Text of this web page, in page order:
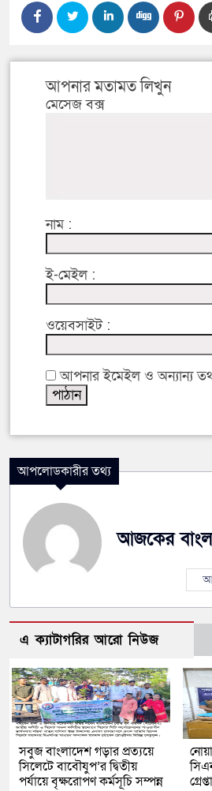
আপনার মতামত লিখুন
মেসেজ বক্স
নাম :
ই-মেইল :
ওয়েবসাইট :
আপনার ইমেইল ও অন্যান্য
আপলোডকারীর তথ্য
আজকের
এ ক্যাটাগরির আরো নিউজ
সবুজ বাংলাদেশ গড়ার প্রত্যয়ে
সিলেটে বাবৌযুপ’র দ্বিতীয়
পর্যায়ে বৃক্ষরোপণ কর্মসূচি সম্পন্ন